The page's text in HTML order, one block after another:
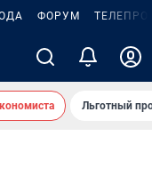
ФОРУМ
Льготный